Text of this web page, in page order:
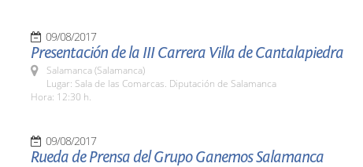
09/08/2017
Presentación de la III Carrera Villa de Cantalapiedra
Salamanca (Salamanca)
Lugar: Sala de las Comarcas. Diputación de Salamanca
Hora: 12:30 h.
09/08/2017
Rueda de Prensa del Grupo Ganemos Salamanca